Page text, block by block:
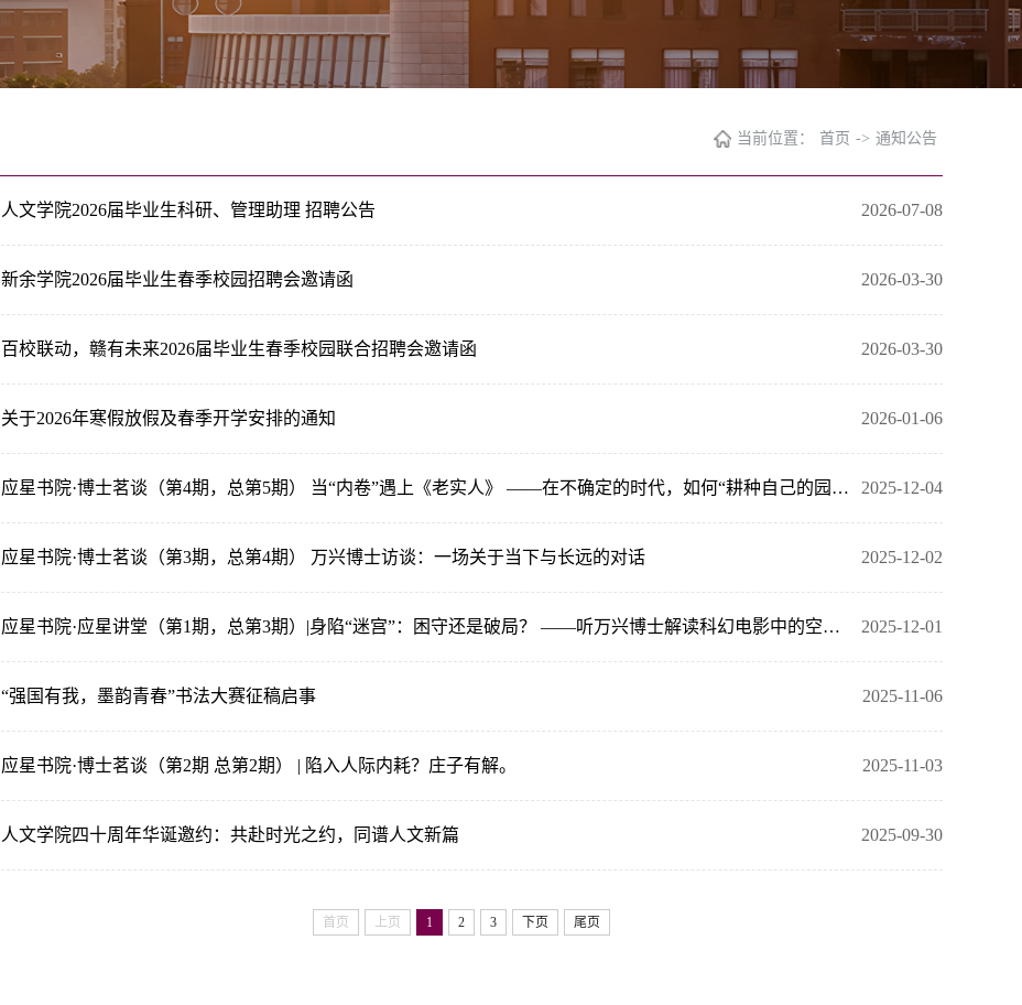
当前位置： 首页 -> 通知公告
2026-07-08
人文学院2026届毕业生科研、管理助理 招聘公告
2026-03-30
新余学院2026届毕业生春季校园招聘会邀请函
2026-03-30
百校联动，赣有未来2026届毕业生春季校园联合招聘会邀请函
2026-01-06
关于2026年寒假放假及春季开学安排的通知
2025-12-04
应星书院·博士茗谈（第4期，总第5期） 当“内卷”遇上《老实人》 ——在不确定的时代，如何“耕种自己的园地”？
2025-12-02
应星书院·博士茗谈（第3期，总第4期） 万兴博士访谈：一场关于当下与长远的对话
2025-12-01
应星书院·应星讲堂（第1期，总第3期）|身陷“迷宫”：困守还是破局？ ——听万兴博士解读科幻电影中的空间隐喻与现实启示
2025-11-06
“强国有我，墨韵青春”书法大赛征稿启事
2025-11-03
应星书院·博士茗谈（第2期 总第2期） | 陷入人际内耗？庄子有解。
2025-09-30
人文学院四十周年华诞邀约：共赴时光之约，同谱人文新篇
首页 上页 1 2 3 下页 尾页